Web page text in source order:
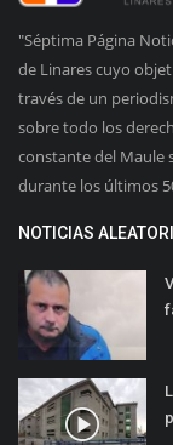
"Séptima Página
de Linares cuyo
través de un
sobre todo los
constante del Maule
durante los últimos
NOTICIAS